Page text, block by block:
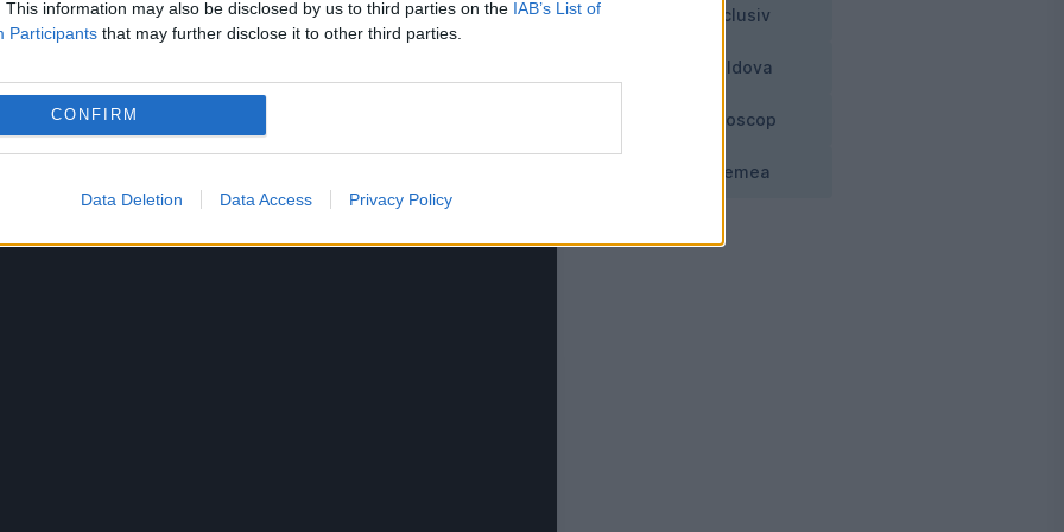
This information may also be disclosed by us to third parties on the IAB’s List of
Participants that may further disclose it to other third parties.
CONFIRM
Data Deletion Data Access Privacy Policy
cu peţitorul şi cu băiatul unde beau ţuica şi
un bănuț de la socru. Din acel moment
Exclusiv
Moldova
Horoscop
Vremea